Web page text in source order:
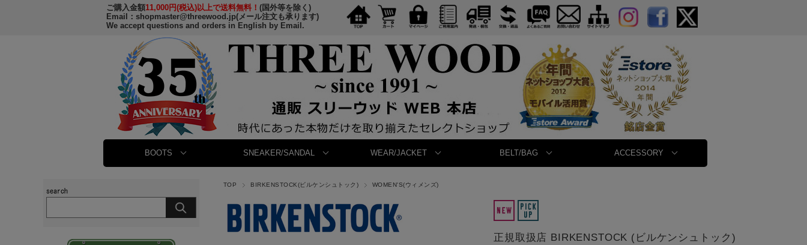
ご購入金額11,000円(税込)以上で送料無料！ (国外等を除く)
Email： shopmaster@threewood.jp(メール注文も承ります)
We accept questions and orders in English by Email.
BOOTS SNEAKER/SANDAL WEAR/JACKET BELT/BAG ACCESSORY
TOP BIRKENSTOCK(ビルケンシュトック) WOMEN'S(ウィメンズ)
正規取扱店 BIRKENSTOCK (ビルケンシュトック)